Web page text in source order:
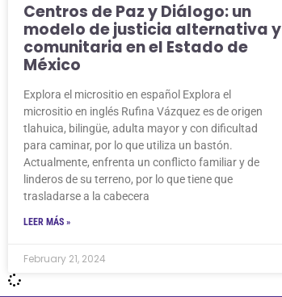
Centros de Paz y Diálogo: un
modelo de justicia alternativa y
comunitaria en el Estado de
México
Explora el micrositio en español Explora el
micrositio en inglés Rufina Vázquez es de origen
tlahuica, bilingüe, adulta mayor y con dificultad
para caminar, por lo que utiliza un bastón.
Actualmente, enfrenta un conflicto familiar y de
linderos de su terreno, por lo que tiene que
trasladarse a la cabecera
LEER MÁS »
February 21, 2024